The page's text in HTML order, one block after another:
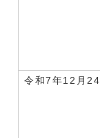
令和7年12月24